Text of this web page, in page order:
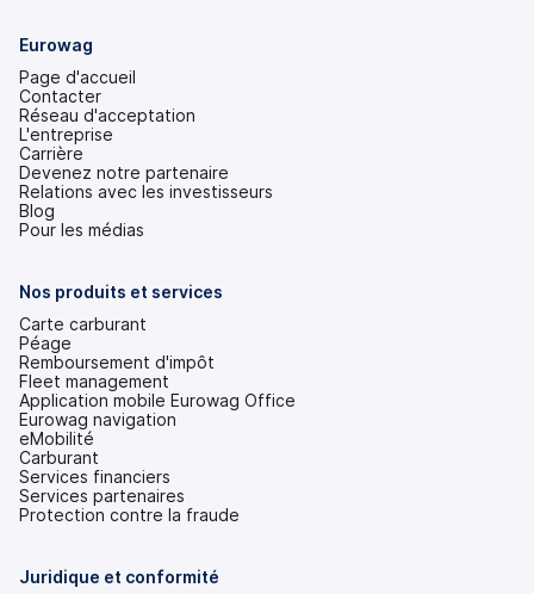
Eurowag
Page d'accueil
Contacter
Réseau d'acceptation
L'entreprise
Carrière
Devenez notre partenaire
Relations avec les investisseurs
(s'ouvre
dans
onglet)
Blog
Pour les médias
Nos produits et services
Carte carburant
Péage
Remboursement d'impôt
Fleet management
Application mobile Eurowag Office
Eurowag navigation
eMobilité
Carburant
Services financiers
Services partenaires
Protection contre la fraude
Juridique et conformité